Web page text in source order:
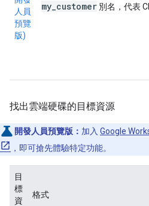
人員
預覽
版)
my_customer 別名，代表
找出雲端硬碟的目標資源
開發人員預覽版： 加入 Google
，即可搶先體驗特定功能。
目
標
資
格式